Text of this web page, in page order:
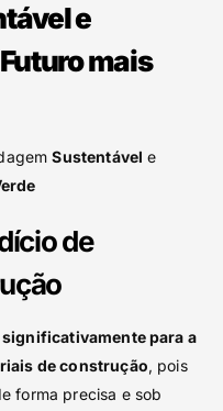
e
mais
Sustentável e
de
para a
de construção, pois
forma precisa e sob